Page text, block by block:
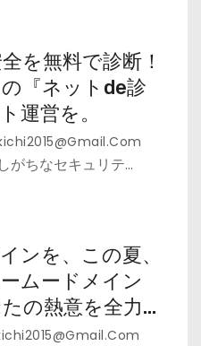
を無料で診断！
『ネットde診
運営を。
がちなセキュリテ…
ンを、この夏、
ムードメイン
の熱意を全力